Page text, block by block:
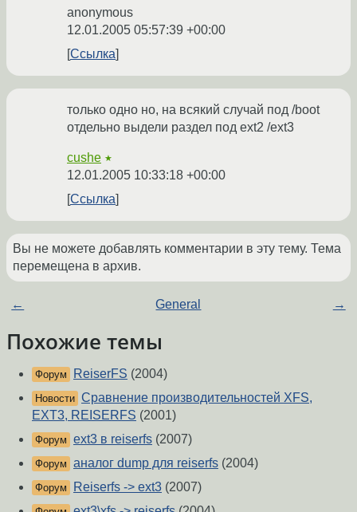
anonymous
12.01.2005 05:57:39 +00:00
Ссылка
только одно но, на всякий случай под /boot
отдельно выдели раздел под ext2 /ext3
cushe ★
12.01.2005 10:33:18 +00:00
Ссылка
Вы не можете добавлять комментарии в эту тему. Тема
перемещена в архив.
← General →
Похожие темы
Форум ReiserFS (2004)
Новости Сравнение производительностей XFS,
EXT3, REISERFS (2001)
Форум ext3 в reiserfs (2007)
Форум аналог dump для reiserfs (2004)
Форум Reiserfs -> ext3 (2007)